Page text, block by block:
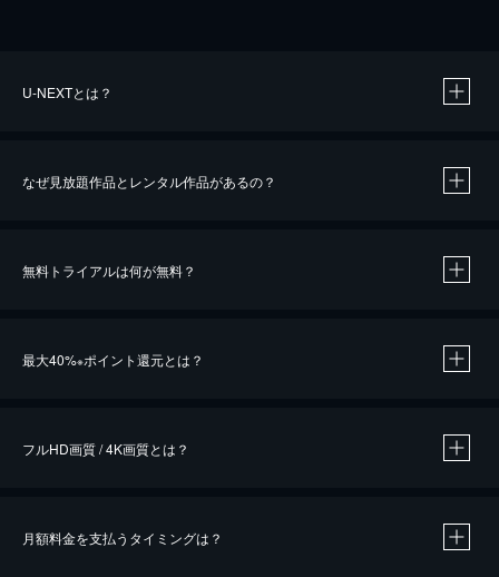
U-NEXTとは？
なぜ見放題作品とレンタル作品があるの？
無料トライアルは何が無料？
最大40%※ポイント還元とは？
※40％ポイント還元の対象は、クレジットカード決済による作品の購入 / レンタルです。
フルHD画質 / 4K画質とは？
月額料金を支払うタイミングは？